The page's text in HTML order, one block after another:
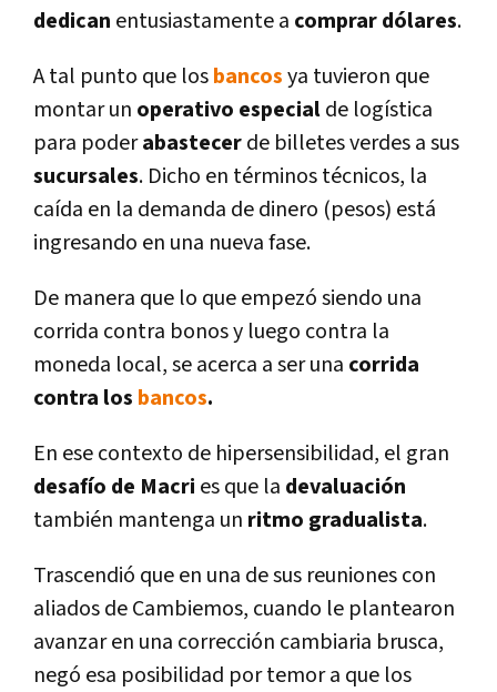
dedican entusiastamente a comprar dólares.
A tal punto que losbancosya tuvieron que
montar un operativo especialde logí­stica
para poderabastecerde billetes verdes a sus
sucursales. Dicho en términos técnicos, la
caí­da en la demanda de dinero (pesos) está
ingresando en una nueva fase.
De manera que lo que empezó siendo una
corrida contra bonos y luego contra la
moneda local, se acerca a ser una corrida
contra los bancos.
En ese contexto de hipersensibilidad, el gran
desafí­o de Macri es que la devaluación
también mantenga un ritmo gradualista.
Trascendió que en una de sus reuniones con
aliados de Cambiemos, cuando le plantearon
avanzar en una corrección cambiaria brusca,
negó esa posibilidad por temor a que los